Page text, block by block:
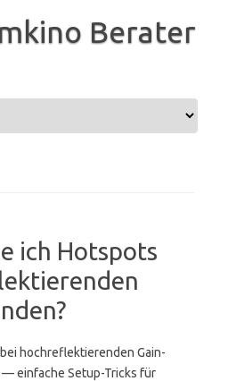
Berater
ich Hotspots
hochreflektierenden Gain-
— einfache Setup-Tricks für